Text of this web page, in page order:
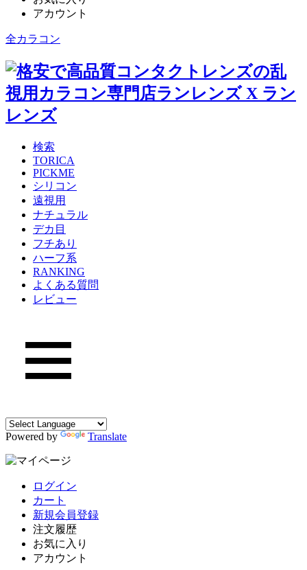
アカウント
全カラコン
検索
TORICA
PICKME
シリコン
遠視用
ナチュラル
デカ目
フチあり
ハーフ系
RANKING
よくある質問
レビュー
Powered by Translate
ログイン
カート
新規会員登録
注文履歴
お気に入り
アカウント